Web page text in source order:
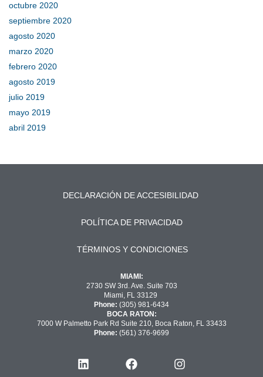
octubre 2020
septiembre 2020
agosto 2020
marzo 2020
febrero 2020
agosto 2019
julio 2019
mayo 2019
abril 2019
DECLARACIÓN DE ACCESIBILIDAD
POLÍTICA DE PRIVACIDAD
TÉRMINOS Y CONDICIONES
MIAMI:
2730 SW 3rd. Ave. Suite 703
Miami, FL 33129
Phone: (305) 981-6434
BOCA RATON:
7000 W Palmetto Park Rd Suite 210, Boca Raton, FL 33433
Phone: (561) 376-9699